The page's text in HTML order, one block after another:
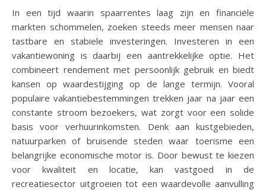
In een tijd waarin spaarrentes laag zijn en financiële
markten schommelen, zoeken steeds meer mensen naar
tastbare en stabiele investeringen. Investeren in een
vakantiewoning is daarbij een aantrekkelijke optie. Het
combineert rendement met persoonlijk gebruik en biedt
kansen op waardestijging op de lange termijn. Vooral
populaire vakantiebestemmingen trekken jaar na jaar een
constante stroom bezoekers, wat zorgt voor een solide
basis voor verhuurinkomsten. Denk aan kustgebieden,
natuurparken of bruisende steden waar toerisme een
belangrijke economische motor is. Door bewust te kiezen
voor kwaliteit en locatie, kan vastgoed in de
recreatiesector uitgroeien tot een waardevolle aanvulling